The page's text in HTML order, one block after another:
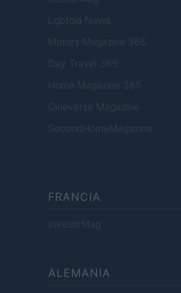
Lgbtqia News
Motors Magazine 365
Day Travel 365
Home Magazine 365
Cineverse Magazine
SecondHomeMagazine
FRANCIA
InvestirMag
ALEMANIA